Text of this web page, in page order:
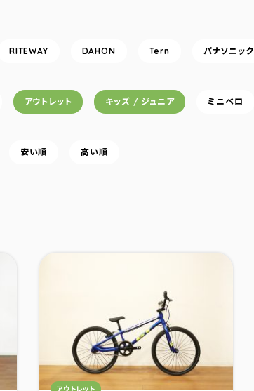
RITEWAY DAHON Tern パナソニック
アウトレット キッズ / ジュニア ミニベロ
安い順 高い順
カテゴリ：
アウトレット